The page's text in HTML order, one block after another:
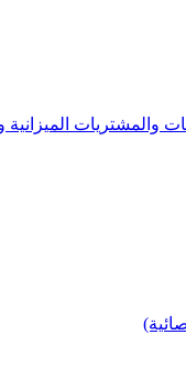
والمشتريات